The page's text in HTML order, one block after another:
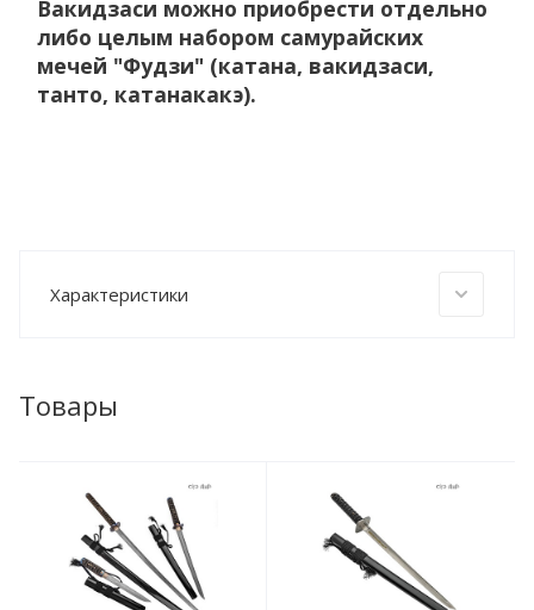
Вакидзаси можно приобрести отдельно
либо целым набором самурайских
мечей "Фудзи" (катана, вакидзаси,
танто, катанакакэ).
Характеристики
Товары